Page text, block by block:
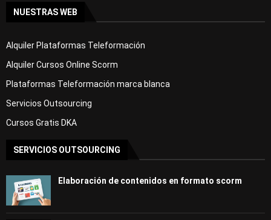
NUESTRAS WEB
Alquiler Plataformas Teleformación
Alquiler Cursos Online Scorm
Plataformas Teleformación marca blanca
Servicios Outsourcing
Cursos Gratis DKA
SERVICIOS OUTSOURCING
Elaboración de contenidos en formato scorm